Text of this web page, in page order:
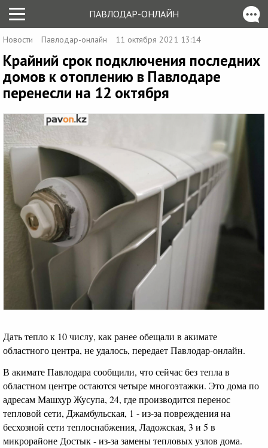
ПАВЛОДАР-ОНЛАЙН
Новости Павлодар-онлайн 11 октября 2021 13:14
Крайний срок подключения последних
домов к отоплению в Павлодаре
перенесли на 12 октября
Дать тепло к 10 числу, как ранее обещали в акимате
областного центра, не удалось, передает Павлодар-онлайн.
В акимате Павлодара сообщили, что сейчас без тепла в
областном центре остаются четыре многоэтажки. Это дома по
адресам Машхур Жусупа, 24, где производится перенос
тепловой сети, Джамбульская, 1 - из-за повреждения на
бесхозной сети теплоснабжения, Ладожская, 3 и 5 в
микрорайоне Достык - из-за замены тепловых узлов дома.